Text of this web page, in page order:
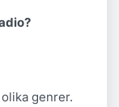
genrer.